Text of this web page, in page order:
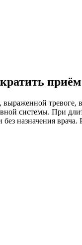
приём
тревоге,
системы. При
назначения